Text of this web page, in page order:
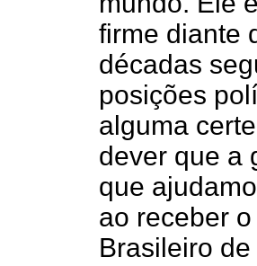
firme diante
décadas
posições
alguma
dever que a
que
ao receber
Brasileiro